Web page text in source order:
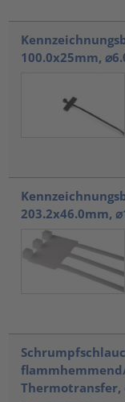
100.0x25mm,
203.2x46.0mm,
Thermotransfer,